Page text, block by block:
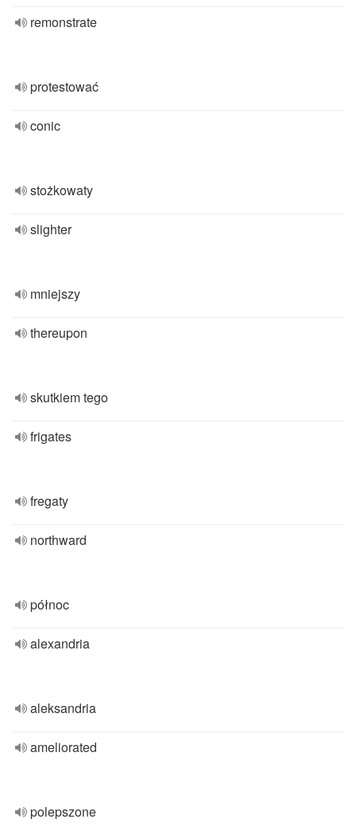
remonstrate
protestować
conic
stożkowaty
slighter
mniejszy
thereupon
skutkiem tego
frigates
fregaty
northward
północ
alexandria
aleksandria
ameliorated
polepszone